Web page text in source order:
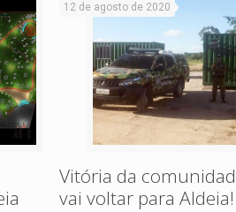
12 de agosto de 2020
Vitória da
vai voltar para Aldeia!